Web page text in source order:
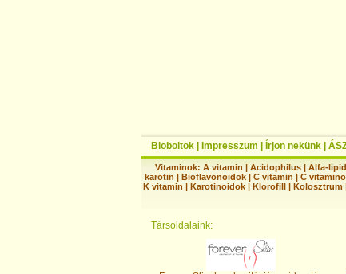
Bioboltok Impresszum Írjon nekünk
Vitaminok: A vitamin | Acidophilus| Alfa-
karotin | Bioflavonoidok | C vitamin | C
K vitamin | Karotinoidok | Klorofill | Kolosztrum
Társoldalaink: